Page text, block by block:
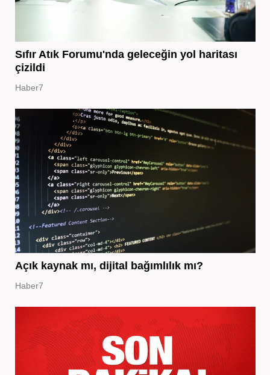
Sıfır Atık Forumu'nda geleceğin yol haritası
çizildi
Haber7
Açık kaynak mı, dijital bağımlılık mı?
Haber7